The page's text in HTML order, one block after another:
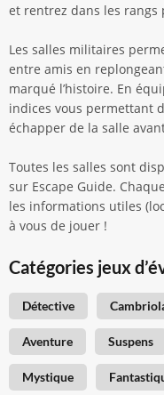
et rentrez dans les
Les salles militaires
entre amis en
marqué l’histoire. En
indices vous permettant
échapper de la salle
Toutes les salles sont
sur Escape Guide.
les informations utiles
à vous de jouer !
Catégories jeux
Détective
Aventure Suspens
Mystique